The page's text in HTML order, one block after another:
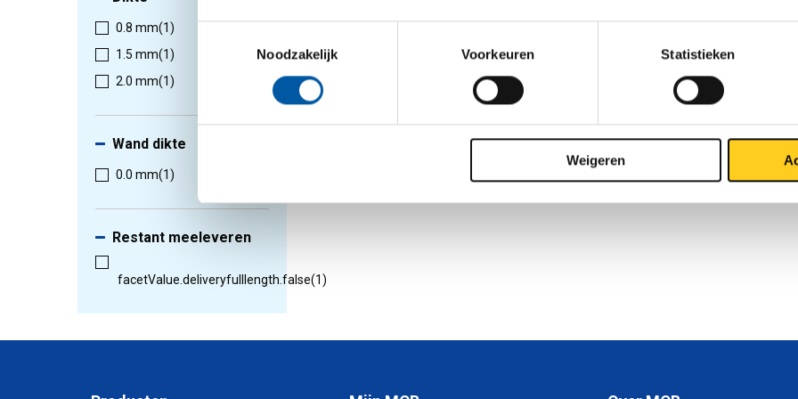
Noodzakelijk
Voorkeuren Statistieken
Weigeren
0.8 mm(1)
1.5 mm(1)
2.0 mm(1)
Wand dikte
0.0 mm(1)
Restant meeleveren
facetValue.deliveryfulllength.false(1)